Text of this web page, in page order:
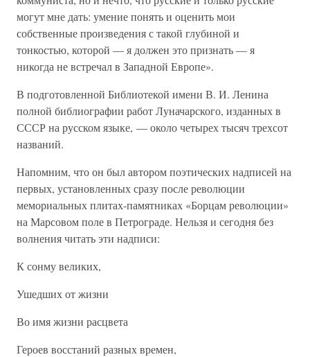
могут мне дать: умение понять и оценить мои
собственные произведения с такой глубиной и
тонкостью, которой — я должен это признать — я
никогда не встречал в Западной Европе».
В подготовленной Библиотекой имени В. И. Ленина
полной библиографии работ Луначарского, изданных в
СССР на русском языке, — около четырех тысяч трехсот
названий.
Напомним, что он был автором поэтических надписей на
первых, установленных сразу после революции
мемориальных плитах-памятниках «Борцам революции»
на Марсовом поле в Петрограде. Нельзя и сегодня без
волнения читать эти надписи:
К сонму великих,
Ушедших от жизни
Во имя жизни расцвета
Героев восстаний разных времен,